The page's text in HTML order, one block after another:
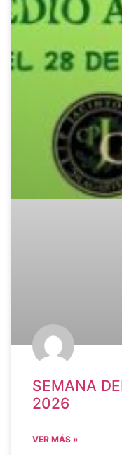
SEMANA
2026
VER MÁS »